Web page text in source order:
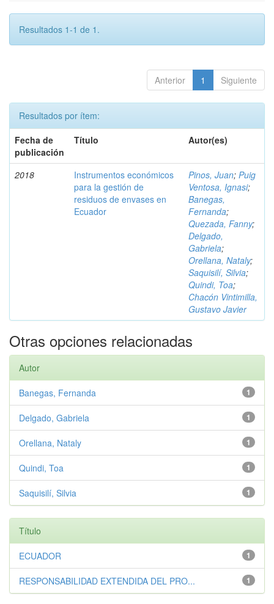
Resultados 1-1 de 1.
Anterior 1 Siguiente
Resultados por ítem:
Fecha de
publicación
Título Autor(es)
2018
Instrumentos económicos
para la gestión de
residuos de envases en
Ecuador
Pinos, Juan; Puig
Ventosa, Ignasi;
Banegas,
Fernanda;
Quezada, Fanny;
Delgado,
Gabriela;
Orellana, Nataly;
Saquisilí, Silvia;
Quindi, Toa;
Chacón Vintimilla,
Gustavo Javier
Otras opciones relacionadas
Autor
1
Banegas, Fernanda
1
Delgado, Gabriela
1
Orellana, Nataly
1
Quindi, Toa
1
Saquisilí, Silvia
Título
1
ECUADOR
1
RESPONSABILIDAD EXTENDIDA DEL PRO...